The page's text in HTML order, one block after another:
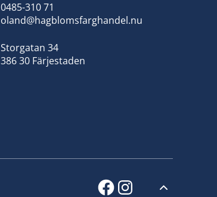
0485-310 71
oland@hagblomsfarghandel.nu
Storgatan 34
386 30 Färjestaden
facebook
instagram